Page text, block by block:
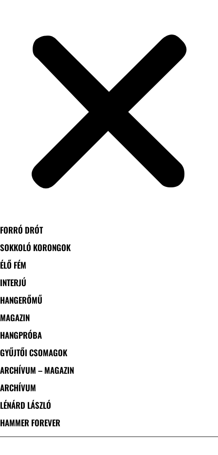
FORRÓ DRÓT
SOKKOLÓ KORONGOK
ÉLŐ FÉM
INTERJÚ
HANGERŐMŰ
MAGAZIN
HANGPRÓBA
GYŰJTŐI CSOMAGOK
ARCHÍVUM – MAGAZIN
ARCHÍVUM
LÉNÁRD LÁSZLÓ
HAMMER FOREVER